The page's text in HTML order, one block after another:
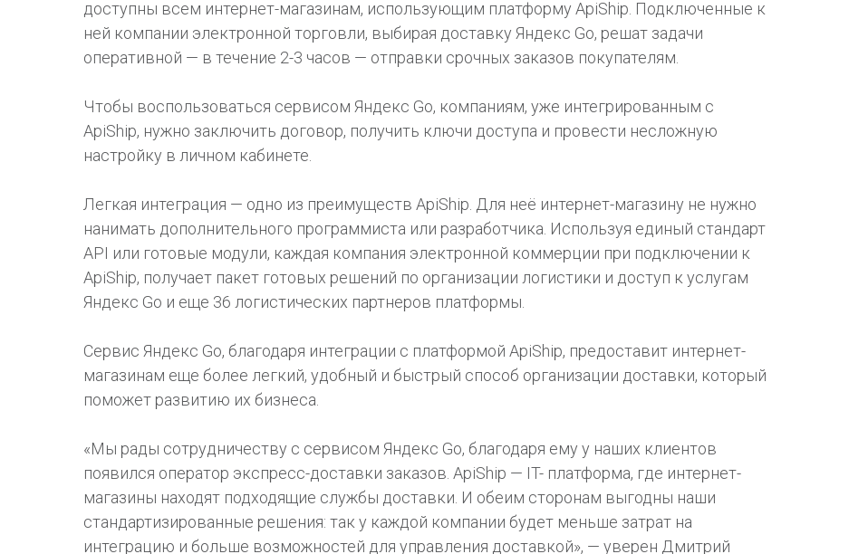
доступны всем интернет-магазинам, использующим платформу ApiShip. Подключенные к
ней компании электронной торговли, выбирая доставку Яндекс Go, решат задачи
оперативной — в течение 2-3 часов — отправки срочных заказов покупателям.
Чтобы воспользоваться сервисом Яндекс Go, компаниям, уже интегрированным с
ApiShip, нужно заключить договор, получить ключи доступа и провести несложную
настройку в личном кабинете.
Легкая интеграция — одно из преимуществ ApiShip. Для неё интернет-магазину не нужно
нанимать дополнительного программиста или разработчика. Используя единый стандарт
API или готовые модули, каждая компания электронной коммерции при подключении к
ApiShip, получает пакет готовых решений по организации логистики и доступ к услугам
Яндекс Go и еще 36 логистических партнеров платформы.
Сервис Яндекс Go, благодаря интеграции с платформой ApiShip, предоставит интернет-
магазинам еще более легкий, удобный и быстрый способ организации доставки, который
поможет развитию их бизнеса.
«Мы рады сотрудничеству с сервисом Яндекс Go, благодаря ему у наших клиентов
появился оператор экспресс-доставки заказов. ApiShip — IT- платформа, где интернет-
магазины находят подходящие службы доставки. И обеим сторонам выгодны наши
стандартизированные решения: так у каждой компании будет меньше затрат на
интеграцию и больше возможностей для управления доставкой», — уверен Дмитрий